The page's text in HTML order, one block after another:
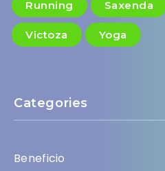
Running Saxenda
Victoza Yoga
Categories
Beneficio